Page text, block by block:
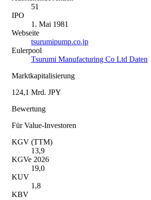
51
IPO
1. Mai 1981
Webseite
tsurumipump.co.jp
Eulerpool
Tsurumi Manufacturing Co Ltd Daten
Marktkapitalisierung
124,1 Mrd. JPY
Bewertung
Für Value-Investoren
KGV (TTM)
13,9
KGVe 2026
19,0
KUV
1,8
KBV